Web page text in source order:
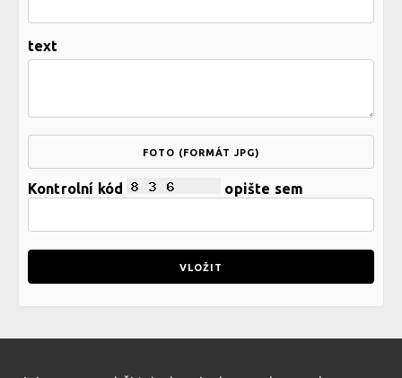
text
FOTO (FORMÁT JPG)
Kontrolní kód opište sem